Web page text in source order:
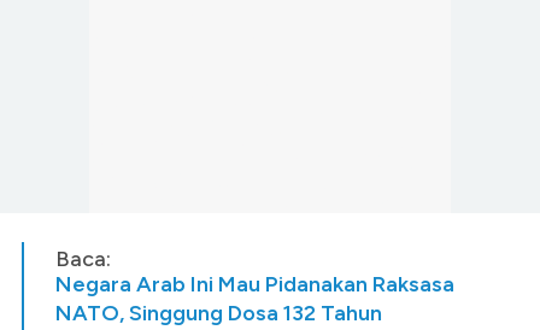
Baca:
Negara Arab Ini Mau Pidanakan Raksasa
NATO, Singgung Dosa 132 Tahun